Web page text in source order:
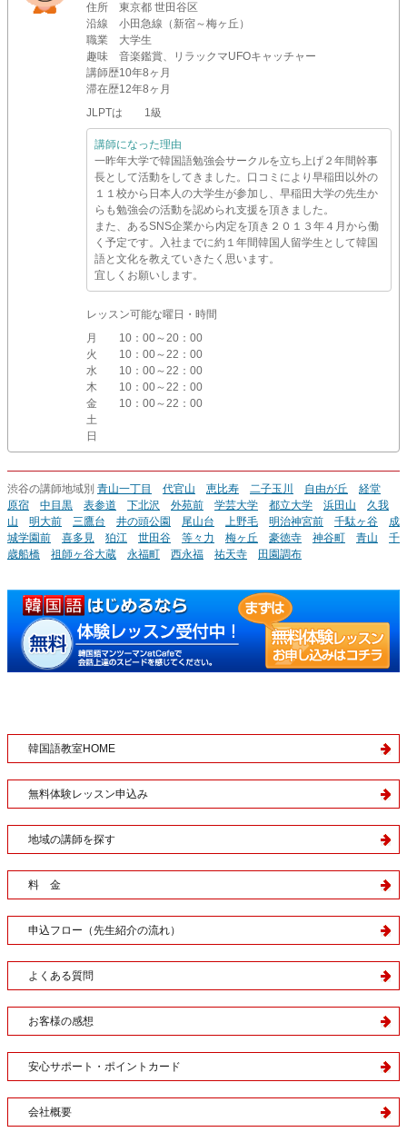
住所
東京都 世田谷区
沿線
小田急線（新宿～梅ヶ丘）
職業
大学生
趣味
音楽鑑賞、リラックマUFOキャッチャー
講師歴10年8ヶ月
滞在歴12年8ヶ月
JLPTは 1級
講師になった理由
一昨年大学で韓国語勉強会サークルを立ち上げ２年間幹事
長として活動をしてきました。口コミにより早稲田以外の
１１校から日本人の大学生が参加し、早稲田大学の先生か
らも勉強会の活動を認められ支援を頂きました。
また、あるSNS企業から内定を頂き２０１３年４月から働
く予定です。入社までに約１年間韓国人留学生として韓国
語と文化を教えていきたく思います。
宜しくお願いします。
レッスン可能な曜日・時間
月
10：00～20：00
火
10：00～22：00
水
10：00～22：00
木
10：00～22：00
金
10：00～22：00
土
日
渋谷の講師地域別 青山一丁目 代官山 恵比寿 二子玉川 自由が丘
経堂
原宿
中目黒 表参道 下北沢 外苑前 学芸大学 都立大学 浜田山
久我
山
明大前 三鷹台 井の頭公園 尾山台 上野毛 明治神宮前 千駄ヶ谷
成
城学園前
喜多見 狛江 世田谷 等々力 梅ヶ丘 豪徳寺 神谷町 青山
千
歳船橋
祖師ヶ谷大蔵 永福町 西永福 祐天寺 田園調布
韓国語教室HOME
無料体験レッスン申込み
地域の講師を探す
料 金
申込フロー（先生紹介の流れ）
よくある質問
お客様の感想
安心サポート・ポイントカード
会社概要